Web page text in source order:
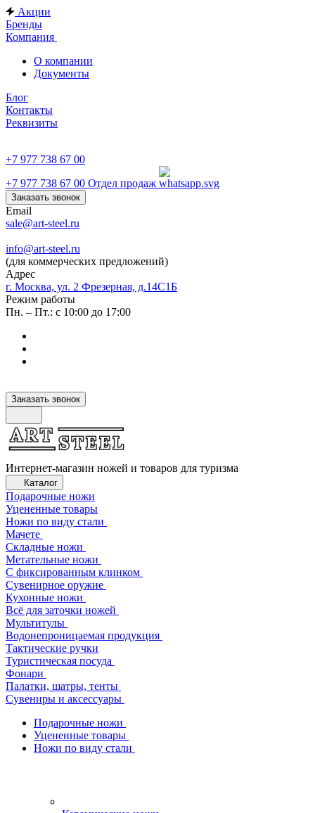
Акции
Бренды
Компания
О компании
Документы
Блог
Контакты
Реквизиты
+7 977 738 67 00
+7 977 738 67 00 Отдел продаж
Заказать звонок
Email
sale@art-steel.ru
info@art-steel.ru
(для коммерческих предложений)
Адрес
г. Москва, ул. 2 Фрезерная, д.14С1Б
Режим работы
Пн. – Пт.: с 10:00 до 17:00
Заказать звонок
Интернет-магазин ножей и товаров для туризма
Каталог
Подарочные ножи
Уцененные товары
Ножи по виду стали
Мачете
Складные ножи
Метательные ножи
С фиксированным клинком
Сувенирное оружие
Кухонные ножи
Всё для заточки ножей
Мультитулы
Водонепроницаемая продукция
Тактические ручки
Туристическая посуда
Фонари
Палатки, шатры, тенты
Сувениры и аксессуары
Подарочные ножи
Уцененные товары
Ножи по виду стали